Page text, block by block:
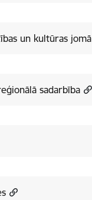
un kultūras jomā
sadarbība